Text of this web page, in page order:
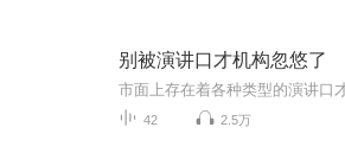
别被演讲口才机构忽悠了
42 2.5万